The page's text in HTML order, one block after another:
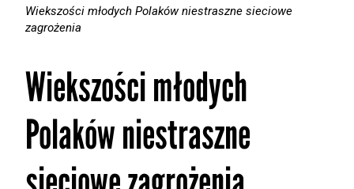
Wiekszości młodych Polaków niestraszne sieciowe
zagrożenia
Wiekszości młodych
Polaków niestraszne